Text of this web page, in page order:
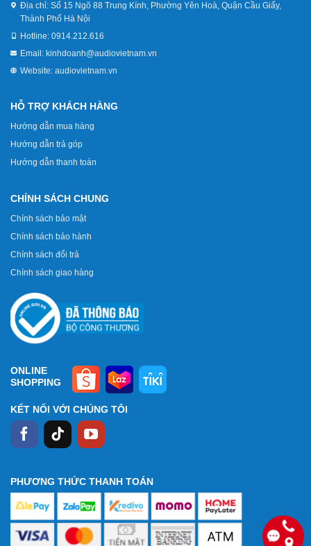
Địa chỉ: Số 15 Ngõ 88 Trung Kính, Phường Yên Hoà, Quận Cầu Giấy,
Thành Phố Hà Nội
Hotline: 0914.212.616
Email: kinhdoanh@audiovietnam.vn
Website: audiovietnam.vn
HỖ TRỢ KHÁCH HÀNG
Hướng dẫn mua hàng
Hướng dẫn trả góp
Hướng dẫn thanh toán
CHÍNH SÁCH CHUNG
Chính sách bảo mật
Chính sách bảo hành
Chính sách đổi trả
Chính sách giao hàng
ONLINE
SHOPPING
KẾT NỐI VỚI CHÚNG TÔI
PHƯƠNG THỨC THANH TOÁN